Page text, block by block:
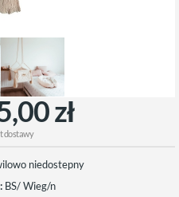
zł
dostawy
niedostepny
BS/ Wieg/n